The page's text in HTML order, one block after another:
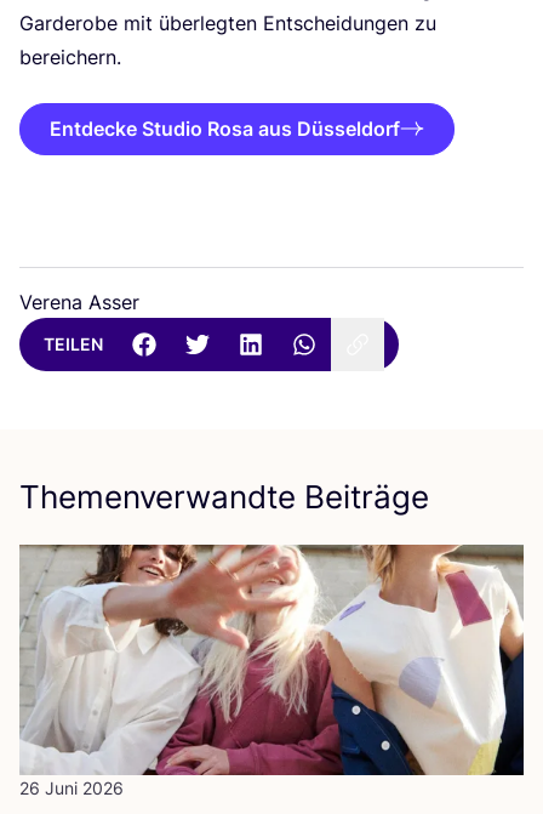
Gar­de­ro­be mit über­leg­ten Ent­schei­dun­gen zu
bereichern.
Entdecke Studio Rosa aus Düsseldorf
Verena Asser
TEILEN
Themenverwandte Beiträge
26 Juni 2026